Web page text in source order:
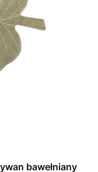
bawełniany